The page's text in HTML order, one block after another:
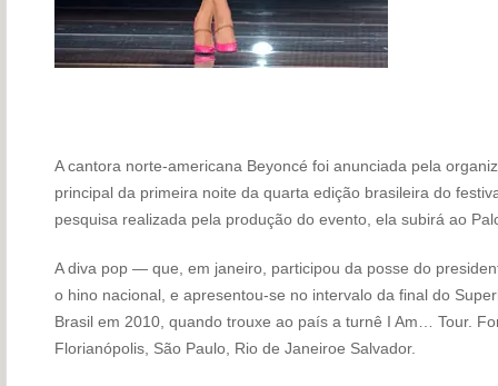
A cantora norte-americana Beyoncé foi anunciada pela
principal da primeira noite da quarta edição brasileira do
pesquisa realizada pela produção do evento, ela subirá ao
A diva pop — que, em janeiro, participou da posse do
o hino nacional, e apresentou-se no intervalo da final do
Brasil em 2010, quando trouxe ao país a turnê I Am… Tour.
Florianópolis, São Paulo, Rio de Janeiroe Salvador.